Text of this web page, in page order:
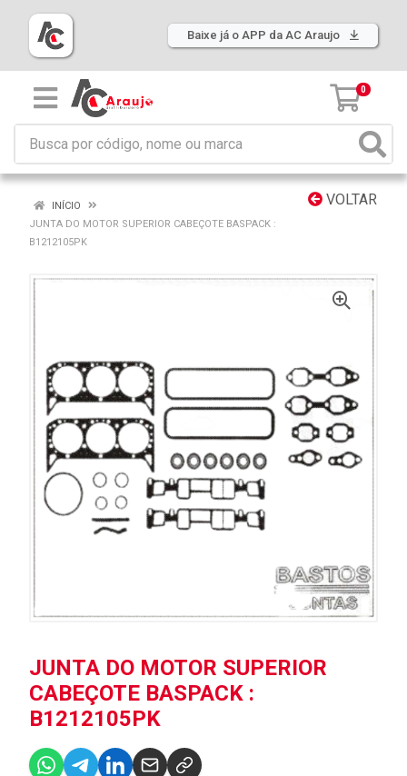
Baixe já o APP da AC Araujo
0
VOLTAR
INÍCIO
JUNTA DO MOTOR SUPERIOR CABEÇOTE BASPACK :
B1212105PK
JUNTA DO MOTOR SUPERIOR
CABEÇOTE BASPACK :
B1212105PK